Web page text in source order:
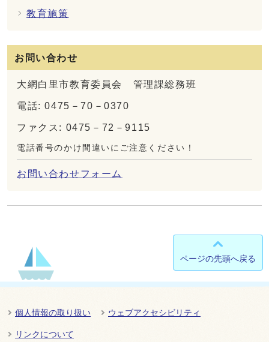
教育施策
お問い合わせ
大網白里市教育委員会 管理課総務班
電話: 0475－70－0370
ファクス: 0475－72－9115
電話番号のかけ間違いにご注意ください！
お問い合わせフォーム
ページの先頭へ戻る
個人情報の取り扱い ウェブアクセシビリティ
リンクについて